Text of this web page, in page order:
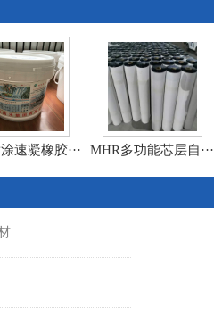
速凝橡胶··· MHR多功能芯层自···